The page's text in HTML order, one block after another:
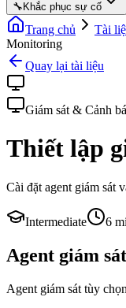
🔧 Khắc phục sự cố
Trang chủ Tài
Monitoring
Quay lại tài liệu
Giám sát & Cảnh
Thiết lập
Cài đặt agent giám sát
Intermediate 6
Agent giám sát
Agent giám sát tùy